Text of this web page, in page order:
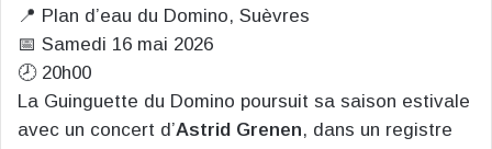
📍 Plan d’eau du Domino, Suèvres
📅 Samedi 16 mai 2026
🕗 20h00
La Guinguette du Domino poursuit sa saison estivale
avec un concert d’Astrid Grenen, dans un registre